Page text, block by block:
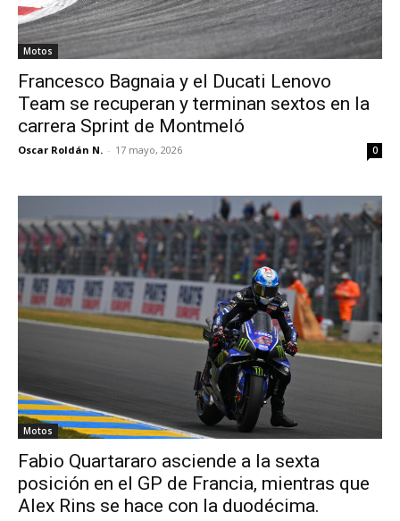
Motos
Francesco Bagnaia y el Ducati Lenovo
Team se recuperan y terminan sextos en la
carrera Sprint de Montmeló
Oscar Roldán N. - 17 mayo, 2026 0
Motos
Fabio Quartararo asciende a la sexta
posición en el GP de Francia, mientras que
Alex Rins se hace con la duodécima.